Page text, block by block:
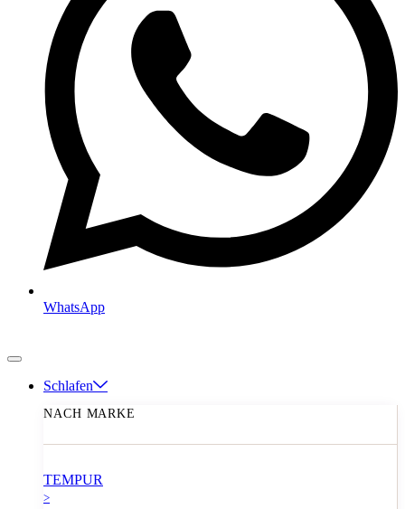
WhatsApp
Schlafen
NACH MARKE
TEMPUR
>